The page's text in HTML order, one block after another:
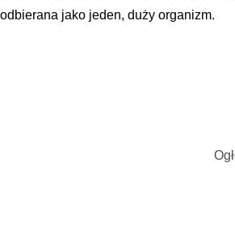
odbierana jako jeden, duży organizm.